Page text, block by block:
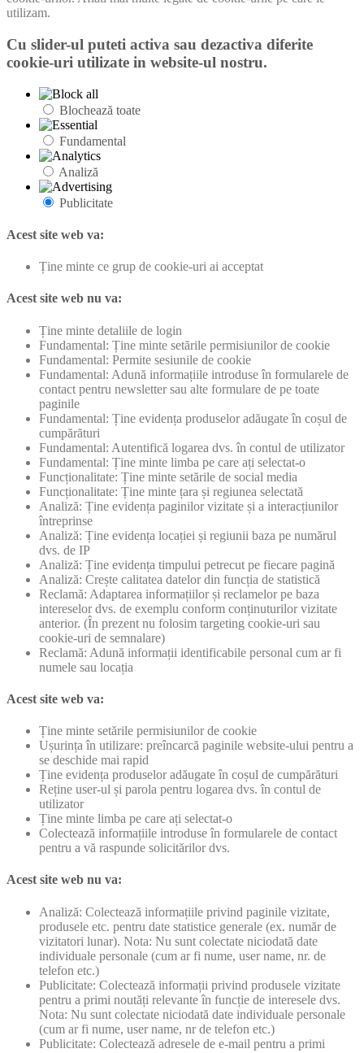
utilizam.
Cu slider-ul puteti activa sau dezactiva diferite
cookie-uri utilizate in website-ul nostru.
Blochează toate
Fundamental
Analiză
Publicitate
Acest site web va:
Ține minte ce grup de cookie-uri ai acceptat
Acest site web nu va:
Ține minte detaliile de login
Fundamental: Ține minte setările permisiunilor de cookie
Fundamental: Permite sesiunile de cookie
Fundamental: Adună informațiile introduse în formularele de
contact pentru newsletter sau alte formulare de pe toate
paginile
Fundamental: Ține evidența produselor adăugate în coșul de
cumpărături
Fundamental: Autentifică logarea dvs. în contul de utilizator
Fundamental: Ține minte limba pe care ați selectat-o
Funcționalitate: Ține minte setările de social media
Funcționalitate: Ține minte țara și regiunea selectată
Analiză: Ține evidența paginilor vizitate și a interacțiunilor
întreprinse
Analiză: Ține evidența locației și regiunii baza pe numărul
dvs. de IP
Analiză: Ține evidența timpului petrecut pe fiecare pagină
Analiză: Crește calitatea datelor din funcția de statistică
Reclamă: Adaptarea informațiilor și reclamelor pe baza
intereselor dvs. de exemplu conform conținuturilor vizitate
anterior. (În prezent nu folosim targeting cookie-uri sau
cookie-uri de semnalare)
Reclamă: Adună informații identificabile personal cum ar fi
numele sau locația
Acest site web va:
Ține minte setările permisiunilor de cookie
Ușurința în utilizare: preîncarcă paginile website-ului pentru a
se deschide mai rapid
Ține evidența produselor adăugate în coșul de cumpărături
Reține user-ul și parola pentru logarea dvs. în contul de
utilizator
Ține minte limba pe care ați selectat-o
Colectează informațiile introduse în formularele de contact
pentru a vă raspunde solicitărilor dvs.
Acest site web nu va:
Analiză: Colectează informațiile privind paginile vizitate,
produsele etc. pentru date statistice generale (ex. număr de
vizitatori lunar). Nota: Nu sunt colectate niciodată date
individuale personale (cum ar fi nume, user name, nr. de
telefon etc.)
Publicitate: Colectează informații privind produsele vizitate
pentru a primi noutăți relevante în funcție de interesele dvs.
Nota: Nu sunt colectate niciodată date individuale personale
(cum ar fi nume, user name, nr de telefon etc.)
Publicitate: Colectează adresele de e-mail pentru a primi